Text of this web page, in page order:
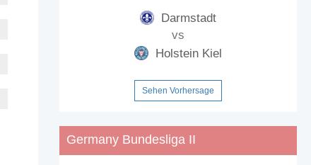
Darmstadt
vs
Holstein Kiel
Sehen Vorhersage
Germany Bundesliga II